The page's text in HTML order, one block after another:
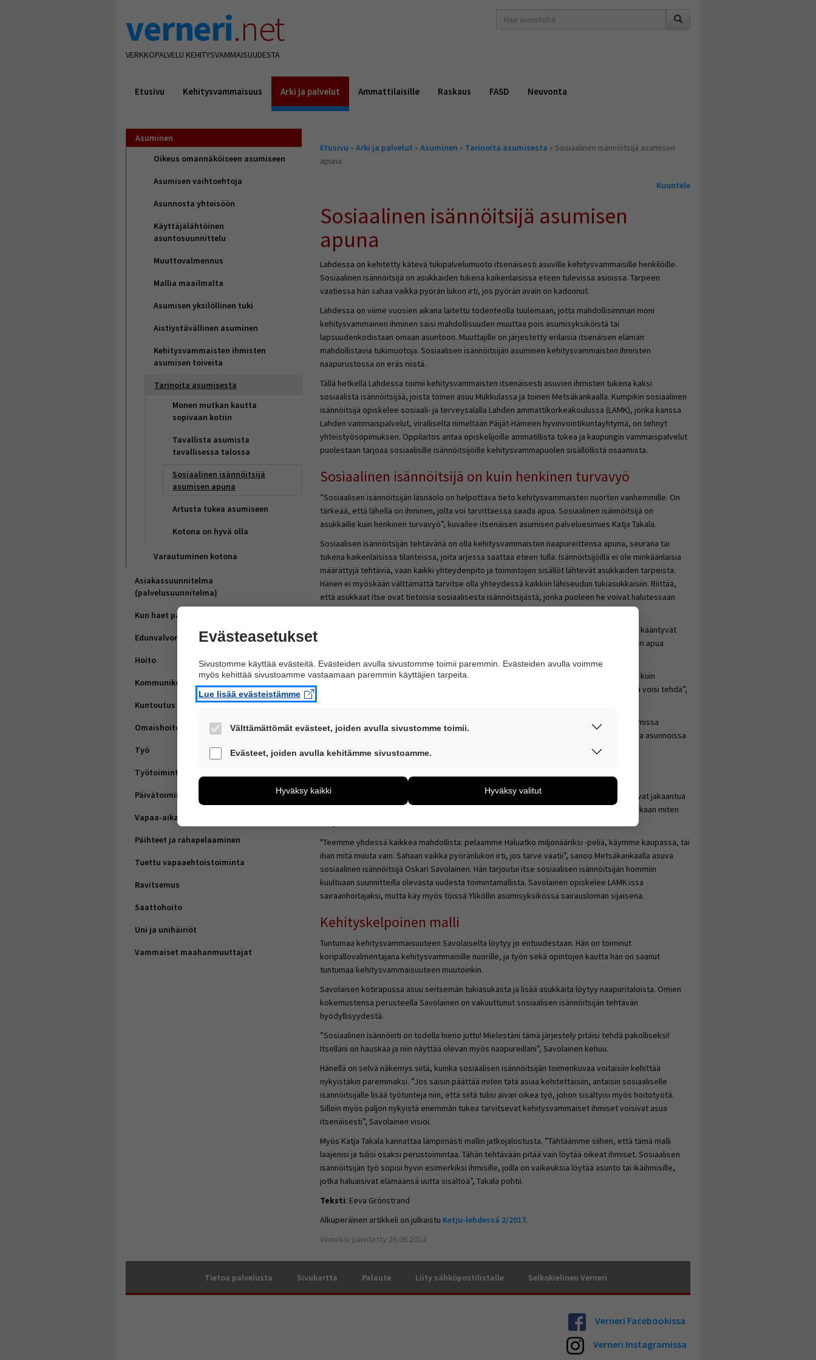
verneri.net
VERKKOPALVELU KEHITYSVAMMAISUUDESTA
hakusana(t)
Etusivu Kehitysvammaisuus Arki ja palvelut Ammattilaisille Raskaus FASD Neuvonta
Asuminen
Oikeus omannäköiseen asumiseen
Asumisen vaihtoehtoja
Asunnosta yhteisöön
Käyttäjälähtöinen
asuntosuunnittelu
Muuttovalmennus
Mallia maailmalta
Asumisen yksilöllinen tuki
Aistiystävällinen asuminen
Kehitysvammaisten ihmisten
asumisen toiveita
Tarinoita asumisesta
Monen mutkan kautta
sopivaan kotiin
Tavallista asumista
tavallisessa talossa
Sosiaalinen isännöitsijä
asumisen apuna
Artusta tukea asumiseen
Kotona on hyvä olla
Varautuminen kotona
Asiakassuunnitelma
(palvelusuunnitelma)
Kun haet palvelua
Edunvalvonta
Hoito
Kommunikointi
Kuntoutus
Omaishoito
Työ
Työtoiminta
Päivätoiminta
Vapaa-aika
Päihteet ja rahapelaaminen
Tuettu vapaaehtoistoiminta
Ravitsemus
Saattohoito
Uni ja unihäiriöt
Vammaiset maahanmuuttajat
Olet
täällä
Etusivu » Arki ja palvelut » Asuminen » Tarinoita asumisesta » Sosiaalinen isännöitsijä asumisen
apuna
Kuuntele
Sosiaalinen isännöitsijä asumisen
apuna
Lahdessa on kehitetty kätevä tukipalvelumuoto itsenäisesti asuville kehitysvammaisille henkilöille.
Sosiaalinen isännöitsijä on asukkaiden tukena kaikenlaisissa eteen tulevissa asioissa. Tarpeen
vaatiessa hän sahaa vaikka pyörän lukon irti, jos pyörän avain on kadonnut.
Lahdessa on viime vuosien aikana laitettu todenteolla tuulemaan, jotta mahdollisimman moni
kehitysvammainen ihminen saisi mahdollisuuden muuttaa pois asumisyksiköistä tai
lapsuudenkodistaan omaan asuntoon. Muuttajille on järjestetty erilaisia itsenäisen elämän
mahdollistavia tukimuotoja. Sosiaalisen isännöitsijän asuminen kehitysvammaisten ihmisten
naapurustossa on eräs niistä.
Tällä hetkellä Lahdessa toimii kehitysvammaisten itsenäisesti asuvien ihmisten tukena kaksi
sosiaalista isännöitsijää, joista toinen asuu Mukkulassa ja toinen Metsäkankaalla. Kumpikin sosiaalinen
isännöitsijä opiskelee sosiaali- ja terveysalalla Lahden ammattikorkeakoulussa (LAMK), jonka kanssa
Lahden vammaispalvelut, viralliselta nimeltään Päijät-Hämeen hyvinvointikuntayhtymä, on tehnyt
yhteistyösopimuksen. Oppilaitos antaa opiskelijoille ammatillista tukea ja kaupungin vammaispalvelut
puolestaan tarjoaa sosiaalisille isännöitsijöille kehitysvammapuolen sisällöllistä osaamista.
Sosiaalinen isännöitsijä on kuin henkinen turvavyö
”Sosiaalisen isännöitsijän läsnäolo on helpottava tieto kehitysvammaisten nuorten vanhemmille. On
tärkeää, että lähellä on ihminen, jolta voi tarvittaessa saada apua. Sosiaalinen isännöitsijä on
asukkaille kuin henkinen turvavyö”, kuvailee itsenäisen asumisen palveluesimies Katja Takala.
Sosiaalisen isännöitsijän tehtävänä on olla kehitysvammaisten naapureittensa apuna, seurana tai
tukena kaikenlaisissa tilanteissa, joita arjessa saattaa eteen tulla. Isännöitsijöillä ei ole minkäänlaisia
määrättyjä tehtäviä, vaan kaikki yhteydenpito ja toimintojen sisällöt lähtevät asukkaiden tarpeista.
Hänen ei myöskään välttämättä tarvitse olla yhteydessä kaikkiin lähiseudun tukiasukkaisiin. Riittää,
että asukkaat itse ovat tietoisia sosiaalisesta isännöitsijästä, jonka puoleen he voivat halutessaan
kääntyä.
Osa asukkaista ei välttämättä halua olla yhteyksissä sosiaaliseen isännöitsijään, vaan he kääntyvät
tarvittaessa esimerkiksi entisen asumisyksikön ohjaajien tai oman tukiohjaajansa puoleen apua
”Pyrimme välttämään liikaa ammattimaisuutta. Näin asukkaat saavat aivan erilaista tukea kuin
ammattilaiset tarjoaisivat. Perusideana on tutustua lähiympäristöön ja miettiä, mitä siellä voisi tehdä”,
Korvaukseksi työstään isännöitsijät saavat asua hyvin edullisesti kuntayhtymän vuokraamissa
asunnoissa alivuokralaisina. He maksavat vuokraa noin puolet siitä, mitä muut vastaavissa asunnoissa
asuvat vuokralaiset.
Vapaamuotoista ja tarpeen mukaan
Sosiaalisilta isännöitsijöiltä odotetaan päivittäin noin tunnin työpanosta, mutta tunnit voivat jakaantua
eri päivien osalle täysin vapaasti. Joinain päivinä menee nolla tuntia, joinain neljä, sen mukaan miten
"Teemme yhdessä kaikkea mahdollista: pelaamme Haluatko miljonääriksi -peliä, käymme kaupassa, tai
ihan mitä muuta vain. Sahaan vaikka pyöränlukon irti, jos tarve vaatii”, sanoo Metsäkankaalla asuva
sosiaalinen isännöitsijä Oskari Savolainen. Hän tarjoutui itse sosiaalisen isännöitsijän hommiin
kuultuaan suunnitteilla olevasta uudesta toimintamallista. Savolainen opiskelee LAMK:issa
sairaanhoitajaksi, mutta käy myös töissä Yliköllin asumisyksikössä sairausloman sijaisena.
Kehityskelpoinen malli
Tuntumaa kehitysvammaisuuteen Savolaiselta löytyy jo entuudestaan. Hän on toiminut
koripallovalmentajana kehitysvammaisille nuorille, ja työn sekä opintojen kautta hän on saanut
tuntumaa kehitysvammaisuuteen muutoinkin.
Savolaisen kotirapussa asuu seitsemän tukiasukasta ja lisää asukkaita löytyy naapuritaloista. Omien
kokemustensa perusteella Savolainen on vakuuttunut sosiaalisen isännöitsijän tehtävän
hyödyllisyydestä.
”Sosiaalinen isännöinti on todella hieno juttu! Mielestäni tämä järjestely pitäisi tehdä pakolliseksi!
Itselläni on hauskaa ja niin näyttää olevan myös naapureillani”, Savolainen kehuu.
Hänellä on selvä näkemys siitä, kuinka sosiaalisen isännöitsijän toimenkuvaa voitaisiin kehittää
nykyistäkin paremmaksi. ”Jos saisin päättää miten tätä asiaa kehitettäisiin, antaisin sosiaaliselle
isännöitsijälle lisää työtunteja niin, että siitä tulisi aivan oikea työ, johon sisältyisi myös hoitotyötä.
Silloin myös paljon nykyistä enemmän tukea tarvitsevat kehitysvammaiset ihmiset voisivat asua
itsenäisesti”, Savolainen visioi.
Myös Katja Takala kannattaa lämpimästi mallin jatkojalostusta. ”Tähtäämme siihen, että tämä malli
laajenisi ja tulisi osaksi perustoimintaa. Tähän tehtävään pitää vain löytää oikeat ihmiset. Sosiaalisen
isännöitsijän työ sopisi hyvin esimerkiksi ihmisille, joilla on vaikeuksia löytää asunto tai ikäihmisille,
jotka haluaisivat elämäänsä uutta sisältöä”, Takala pohtii.
Teksti: Eeva Grönstrand
Alkuperäinen artikkeli on julkaistu Ketju-lehdessä 2/2017.
Viimeksi päivitetty 26.06.2024
Tietoa palvelusta Sivukartta Palaute Liity sähköpostilistalle Selkokielinen Verneri
Verneri Facebookissa
Verneri Instagramissa
Evästeasetukset
Sivustomme käyttää evästeitä. Evästeiden avulla sivustomme toimii paremmin. Evästeiden avulla voimme
myös kehittää sivustoamme vastaamaan paremmin käyttäjien tarpeita.
Lue lisää evästeistämme
Välttämättömät evästeet, joiden avulla sivustomme toimii.
Nämä evästeet ovat aina käytössä, jotta sivustoamme voi käyttää sujuvasti ja turvallisesti.
Evästeet, joiden avulla kehitämme sivustoamme.
voimme kehittää sivustoamme vastaamaan paremmin käyttäjien tarpeita. Tietoa kerätään
esimerkiksi kävijämääristä ja siitä, mitä sivuja käytetään ja miten sivuilla liikutaan. Emme
Voit valita, hyväksytkö näiden evästeiden käytön.
Hyväksy kaikki Hyväksy valitut